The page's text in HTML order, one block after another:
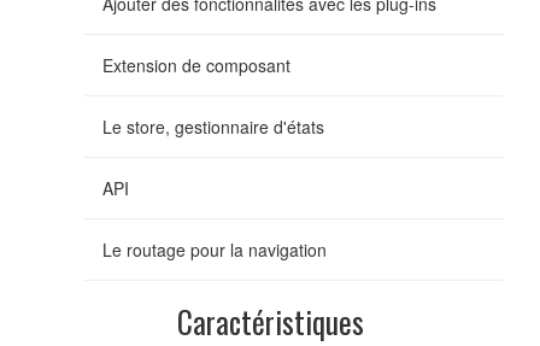
Extension de composant
Le store, gestionnaire d'états
API
Le routage pour la navigation
Caractéristiques